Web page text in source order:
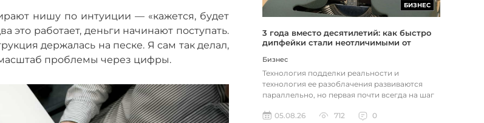
нишу по интуиции — «кажется, будет
это работает, деньги начинают поступать.
держалась на песке. Я сам так делал,
проблемы через цифры.
БИЗНЕС
3 года вместо десятилетий: как быстро
дипфейки стали неотличимыми от
Бизнес
Технология подделки реальности и
технология ее разоблачения развиваются
параллельно, но первая почти всегда на шаг
05.08.26
712 0